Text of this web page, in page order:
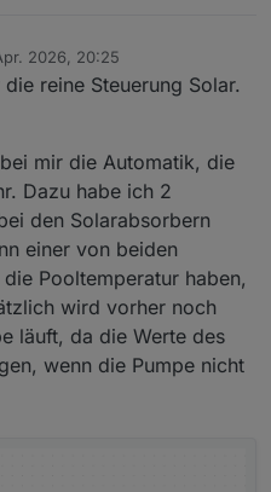
2026, 20:25
reine Steuerung Solar.
mir die Automatik, die
Dazu habe ich 2
den Solarabsorbern
einer von beiden
Pooltemperatur haben,
wird vorher noch
läuft, da die Werte des
wenn die Pumpe nicht